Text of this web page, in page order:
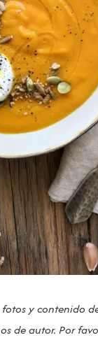
fotos y contenido
de autor. Por